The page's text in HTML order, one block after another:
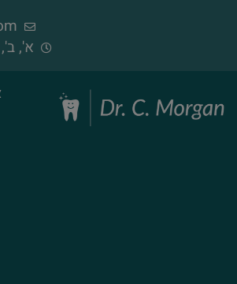
א', ב', ד': 16:00-20:30 ג', ה', ו':